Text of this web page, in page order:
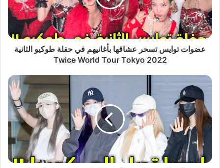
عضوات توايس تسحر عشاقها بأغانيهم في حفلة طوكيو الثانية
Twice World Tour Tokyo 2022